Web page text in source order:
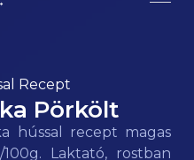
Pörkölt
hússal recept magas
Laktató, rostban